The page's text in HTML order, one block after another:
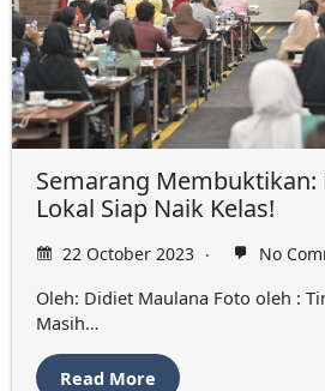
Semarang
Lokal Siap Naik Kelas!
22 October 2023 No
Oleh: Didiet Maulana Foto oleh :
Masih…
Read More